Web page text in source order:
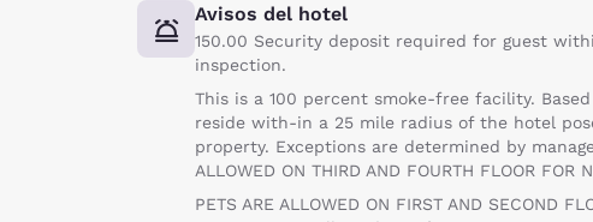
Avisos del hotel
150.00 Security deposit required for guest
inspection.
This is a 100 percent smoke-free facility.
reside with-in a 25 mile radius of the hotel
property. Exceptions are determined by
ALLOWED ON THIRD AND FOURTH FLOOR FOR
PETS ARE ALLOWED ON FIRST AND SECOND